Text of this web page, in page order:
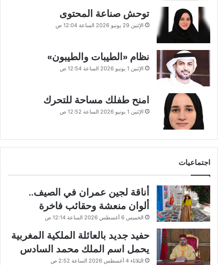
توحش صناعة المحتوى
الإثنين 29 يونيو 2026 الساعة 12:04 ص
نظام «الطيبات والطيبون»
الإثنين 1 يونيو 2026 الساعة 12:54 ص
امنح طفلك مساحة للتحرك
الإثنين 1 يونيو 2026 الساعة 12:52 ص
اجتماعيات
أناقة لجين عمران في الصيف..
ألوان منعشة وحقائب فاخرة
الخميس 6 أغسطس 2026 الساعة 12:14 ص
حفيد جديد بالعائلة الملكية المغربية
يحمل اسم الملك محمد السادس
الثلاثاء 4 أغسطس 2026 الساعة 2:52 ص